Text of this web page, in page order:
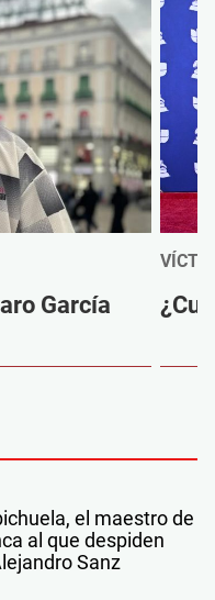
García
el maestro de
al que despiden
Sanz